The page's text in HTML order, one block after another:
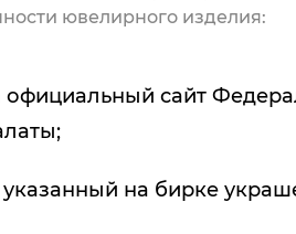
ювелирного изделия:
официальный сайт
на бирке